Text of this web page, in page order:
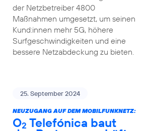
der Netzbetreiber 4800
Maßnahmen umgesetzt, um seinen
Kund:innen mehr 5G, höhere
Surfgeschwindigkeiten und eine
bessere Netzabdeckung zu bieten.
25. September 2024
NEUZUGANG AUF DEM MOBILFUNKNETZ:
O2 Telefónica baut